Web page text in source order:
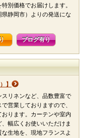
別価格でお届けします。
静岡市）よりの発送にな
ブログ有り
】
リネンなど、品数豊富で
営業しておりますので、
ります。カーテンや室内
幅広くお使いいただけま
生地を、現地フランスよ